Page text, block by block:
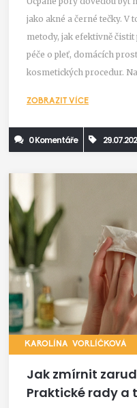
jako akné a černé tečky. V
metody, jak efektivně
péče o pleť, domácích
kosmetických procedur.
ZOBRAZIT VÍCE
0 Komentáře
KAROLÍNA VORLÍČKOVÁ
Jak zmírnit
Praktické rady a